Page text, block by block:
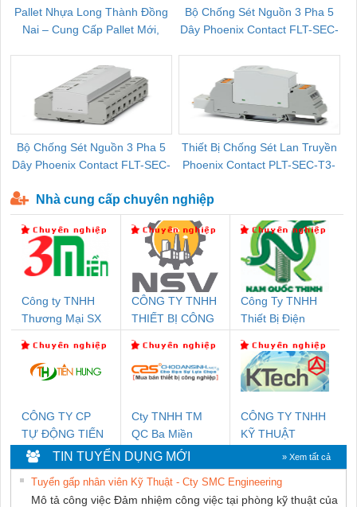
Pallet Nhựa Long Thành Đồng
Nai – Cung Cấp Pallet Mới,
Bộ Chống Sét Nguồn 3 Pha 5
Dây Phoenix Contact FLT-SEC-
Bộ Chống Sét Nguồn 3 Pha 5
Dây Phoenix Contact FLT-SEC-
Thiết Bị Chống Sét Lan Truyền
Phoenix Contact PLT-SEC-T3-
Nhà cung cấp chuyên nghiệp
Công ty TNHH
Thương Mại SX
CÔNG TY TNHH
THIẾT BỊ CÔNG
SETSUBI VIỆT
NAM
Công Ty TNHH
Thiết Bị Điện
CÔNG TY CP
TỰ ĐỘNG TIẾN
HƯNG
Cty TNHH TM
QC Ba Miền
CÔNG TY TNHH
KỸ THUẬT
KTECH VIỆT
NAM
TIN TUYỂN DỤNG MỚI » Xem tất cả
Tuyển gấp nhân viên Kỹ Thuật - Cty SMC Engineering
Mô tả công việc Đảm nhiệm công việc tại phòng kỹ thuật của